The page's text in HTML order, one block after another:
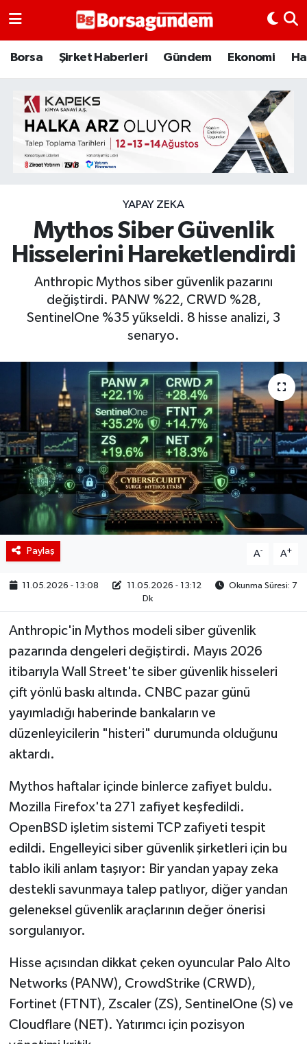
Borsa Şirket Haberleri Gündem Ekonomi
YAPAY ZEKA
Mythos Siber Güvenlik
Hisselerini Hareketlendirdi
Anthropic Mythos siber güvenlik pazarını
değiştirdi. PANW %22, CRWD %28,
SentinelOne %35 yükseldi. 8 hisse analizi, 3
senaryo.
Paylaş A- A+
11.05.2026 - 13:08 11.05.2026 - 13:12
Okunma Süresi: 7
Dk
Anthropic'in Mythos modeli siber güvenlik
pazarında dengeleri değiştirdi. Mayıs 2026
itibarıyla Wall Street'te siber güvenlik hisseleri
çift yönlü baskı altında. CNBC pazar günü
yayımladığı haberinde bankaların ve
düzenleyicilerin "histeri" durumunda olduğunu
aktardı.
Mythos haftalar içinde binlerce zafiyet buldu.
Mozilla Firefox'ta 271 zafiyet keşfedildi.
OpenBSD işletim sistemi TCP zafiyeti tespit
edildi. Engelleyici siber güvenlik şirketleri için bu
tablo ikili anlam taşıyor: Bir yandan yapay zeka
destekli savunmaya talep patlıyor, diğer yandan
geleneksel güvenlik araçlarının değer önerisi
sorgulanıyor.
Hisse açısından dikkat çeken oyuncular Palo Alto
Networks (PANW), CrowdStrike (CRWD),
Fortinet (FTNT), Zscaler (ZS), SentinelOne (S) ve
Cloudflare (NET). Yatırımcı için pozisyon
Borsa
Emtia
Galeri
Bitcoin
Şirket Haberleri
Borsa Gundem
BIST 100 Isı Haritası
Coin Isı Haritası
Ekonomik Takvim
Kiripto Para Piyasası
Gizlilik Sözleşmesi
Hakkımızda
İletişim